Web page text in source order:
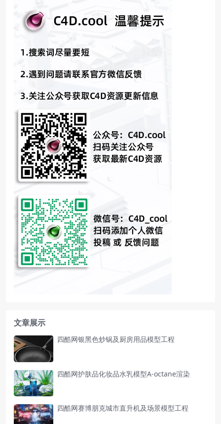
文章展示
四酷网银黑色炒锅及厨房用品模型工程
四酷网护肤品化妆品水乳模型A-octane渲染
四酷网赛博朋克城市直升机及场景模型工程